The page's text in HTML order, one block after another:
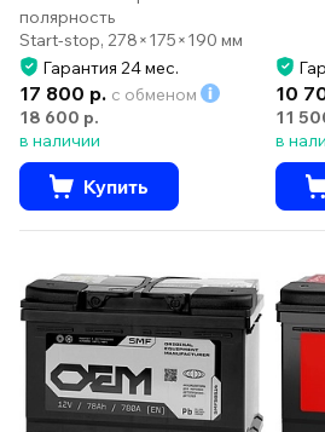
полярность
Start-stop, 278×175×190 мм
Гарантия 24 мес.
17 800 р. с обменом
18 600 р.
в наличии
Купить
10
11
в